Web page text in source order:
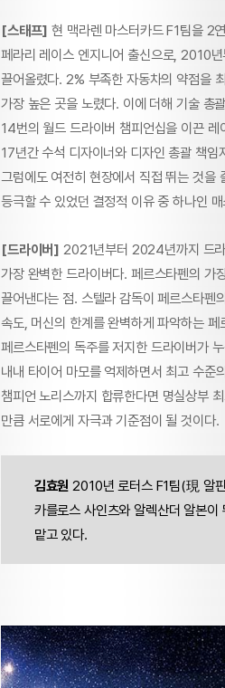
[스태프] 현 맥라렌 마스터카드 F1팀을 2
페라리 레이스 엔지니어 출신으로, 2010
끌어올렸다. 2% 부족한 자동차의 약점을
가장 높은 곳을 노렸다. 이에 더해 기술 총
14번의 월드 드라이버 챔피언십을 이끈
17년간 수석 디자이너와 디자인 총괄 책
그럼에도 여전히 현장에서 직접 뛰는 것
등극할 수 있었던 결정적 이유 중 하나인
[드라이버] 2021년부터 2024년까지 드
가장 완벽한 드라이버다. 페르스타펜의 가
끌어낸다는 점. 스텔라 감독이 페르스타펜
속도, 머신의 한계를 완벽하게 파악하는
페르스타펜의 독주를 저지한 드라이버가
내내 타이어 마모를 억제하면서 최고 수준
챔피언 노리스까지 합류한다면 명실상부
만큼 서로에게 자극과 기준점이 될 것이다.
김효원2010년 로터스 F1팀(現 알
카를로스 사인츠와 알렉산더 알본이
맡고 있다.